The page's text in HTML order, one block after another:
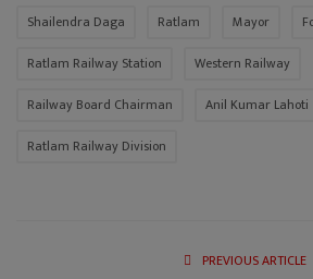
Shailendra Daga Ratlam Mayor
Ratlam Railway Station
Western Railway
Railway Board Chairman
Anil Kumar Lahoti
Ratlam Railway Division
PREVIOUS ARTICLE